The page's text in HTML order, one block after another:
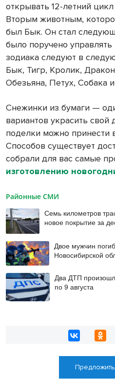
открывать 12-летний
Вторым животным,
был Бык. Он стал
было поручено
зодиака следуют в
Бык, Тигр, Кролик,
Обезьяна, Петух, Собака
Снежинки из бумаги —
вариантов украсить свой
поделки можно принести
Способов существует
собрали для вас самые
изготовлению
Районные СМИ
Семь километров
новое покрытие за
Двое мужчин
Новосибирской
Два ДТП
по 9 августа